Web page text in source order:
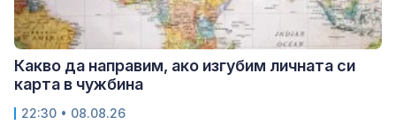
Какво да направим, ако изгубим личната си
карта в чужбина
22:30 • 08.08.26